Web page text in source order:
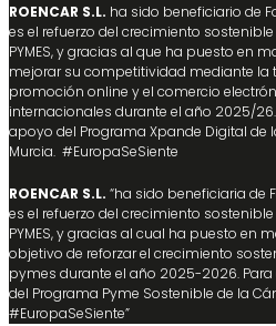
ROENCAR S.L. ha sido beneficiario de
es el refuerzo del crecimiento
PYMES, y gracias al que ha puesto en
mejorar su competitividad mediante la
promoción online y el comercio
internacionales durante el año 2025/
apoyo del Programa Xpande Digital de
Murcia. #EuropaSeSiente
ROENCAR S.L. “ha sido beneficiaria de
es el refuerzo del crecimiento
PYMES, y gracias al cual ha puesto en
objetivo de reforzar el crecimiento
pymes durante el año 2025-2026.
del Programa Pyme Sostenible de la
#EuropaSeSiente”